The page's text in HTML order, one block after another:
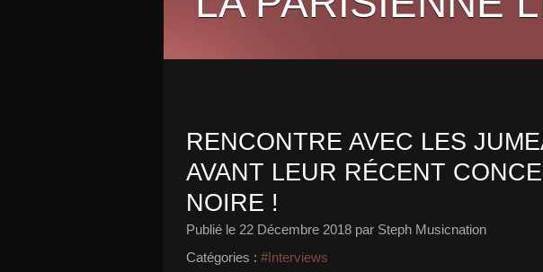
RENCONTRE AVEC LES
AVANT LEUR RÉCENT
NOIRE !
Publié le 22 Décembre 2018 par Steph Musicnation
Catégories : #Interviews